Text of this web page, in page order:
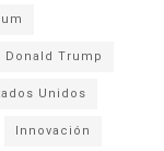
Donald Trump
Unidos
Innovación